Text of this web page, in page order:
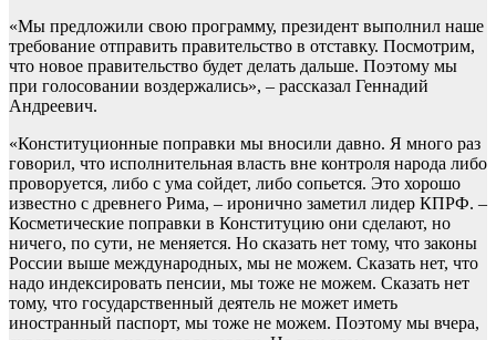
«Мы предложили свою программу, президент выполнил наше
требование отправить правительство в отставку. Посмотрим,
что новое правительство будет делать дальше. Поэтому мы
при голосовании воздержались», – рассказал Геннадий
Андреевич.
«Конституционные поправки мы вносили давно. Я много раз
говорил, что исполнительная власть вне контроля народа либо
проворуется, либо с ума сойдет, либо сопьется. Это хорошо
известно с древнего Рима, – иронично заметил лидер КПРФ. –
Косметические поправки в Конституцию они сделают, но
ничего, по сути, не меняется. Но сказать нет тому, что законы
России выше международных, мы не можем. Сказать нет, что
надо индексировать пенсии, мы тоже не можем. Сказать нет
тому, что государственный деятель не может иметь
иностранный паспорт, мы тоже не можем. Поэтому мы вчера,